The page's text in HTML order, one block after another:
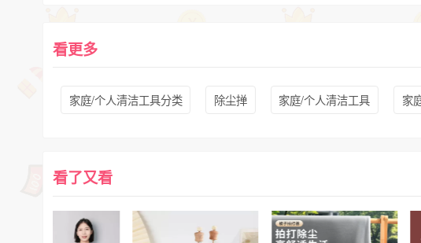
看更多
家庭/个人清洁工具分类 除尘掸 家庭/个人清洁工具 家
看了又看